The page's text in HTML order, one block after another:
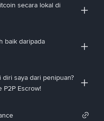
secara lokal di
baik daripada
diri saya dari penipuan?
P2P Escrow!